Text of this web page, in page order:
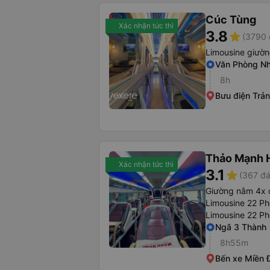
Xác nhận tức thì Cúc Tùng
3.8star (3790
Limousine
Văn Phòng
8h
Bưu điện
Xác nhận tức thì Thảo Mạnh
3.1 star (367
Giường nằm 4x
Limousine 22
Limousine 22
Ngã 3 Thành
8h55m
Bến xe Miền